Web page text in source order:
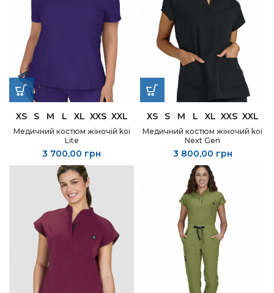
XS S M L XL XXS XXL
Медичний костюм жіночій koi
Lite
3 700,00 грн
XS S M L XL XXS XXL
Медичний костюм жіночий koi
Next Gen
3 800,00 грн